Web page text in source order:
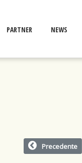
PARTNER NEWS
Precedente